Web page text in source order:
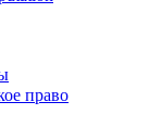
право